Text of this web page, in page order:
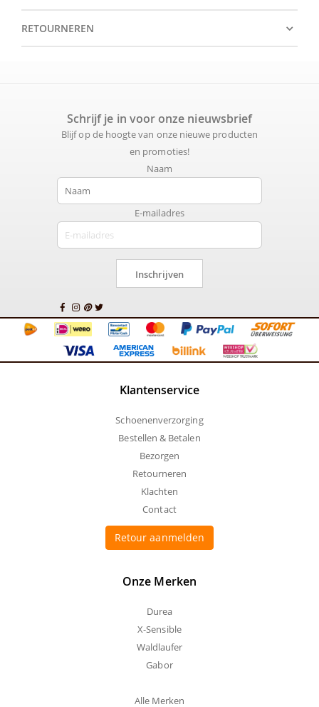
RETOURNEREN
Schrijf je in voor onze nieuwsbrief
Blijf op de hoogte van onze nieuwe producten
en promoties!
Naam
E-mailadres
Inschrijven
Klantenservice
Schoenenverzorging
Bestellen & Betalen
Bezorgen
Retourneren
Klachten
Contact
Retour aanmelden
Onze Merken
Durea
X-Sensible
Waldlaufer
Gabor
Alle Merken